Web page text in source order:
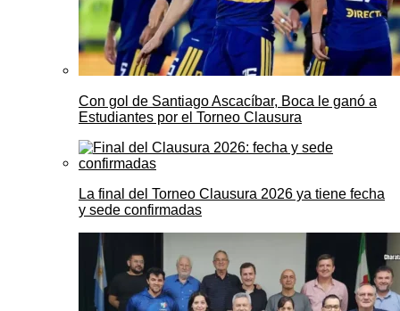
Con gol de Santiago Ascacíbar, Boca le ganó a
Estudiantes por el Torneo Clausura
La final del Torneo Clausura 2026 ya tiene fecha
y sede confirmadas